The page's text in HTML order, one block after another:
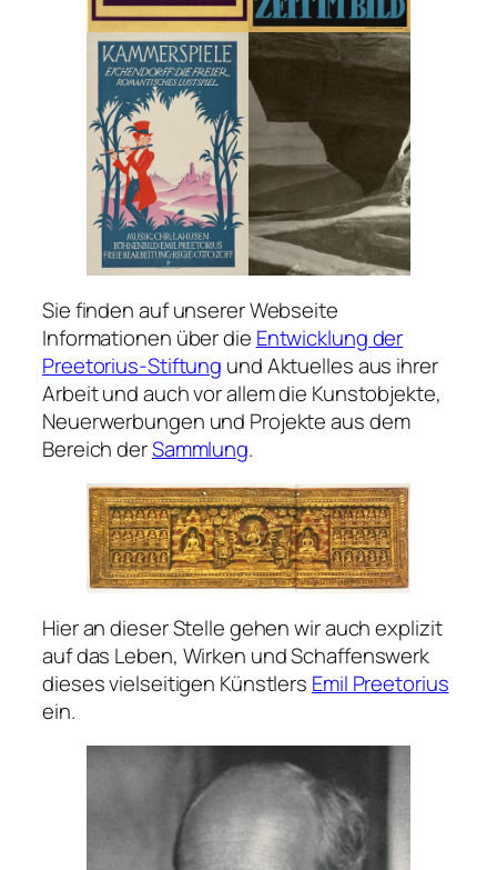
Sie finden auf unserer Webseite
Informationen über die Entwicklung der
Preetorius-Stiftung und Aktuelles aus ihrer
Arbeit und auch vor allem die Kunstobjekte,
Neuerwerbungen und Projekte aus dem
Bereich derSammlung.
Hier an dieser Stelle gehen wir auch explizit
auf das Leben, Wirken und Schaffenswerk
dieses vielseitigen Künstlers Emil Preetorius
ein.